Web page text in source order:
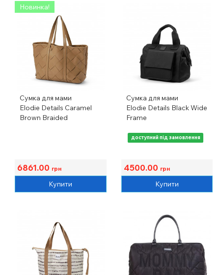
Новинка!
Сумка для мами
Elodie Details Caramel
Brown Braided
6861.00 грн
Купити
Сумка для мами
Elodie Details Black Wide
Frame
доступний під замовлення
4500.00 грн
Купити